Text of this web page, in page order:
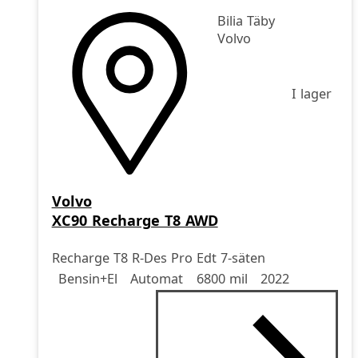
Bilia Täby
Volvo
I lager
Volvo
XC90 Recharge T8 AWD
Recharge T8 R-Des Pro Edt 7-säten
Drivmedel
Bensin+El
Drivmedel Automat
Miltal 6800 mil
årsmodell 2022